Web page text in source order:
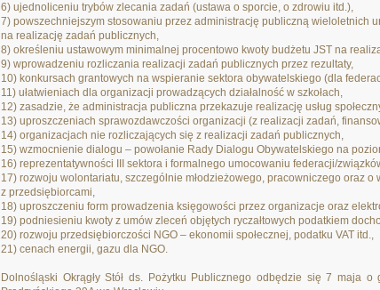
6) ujednoliceniu trybów zlecania zadań (ustawa o sporcie, o zdrowiu itd.),
7) powszechniejszym stosowaniu przez administrację publiczną wieloletnich
na realizację zadań publicznych,
8) określeniu ustawowym minimalnej procentowo kwoty budżetu JST na
9) wprowadzeniu rozliczania realizacji zadań publicznych przez rezultaty,
10) konkursach grantowych na wspieranie sektora obywatelskiego (dla
11) ułatwieniach dla organizacji prowadzących działalność w szkołach,
12) zasadzie, że administracja publiczna przekazuje realizację usług
13) uproszczeniach sprawozdawczości organizacji (z realizacji zadań,
14) organizacjach nie rozliczających się z realizacji zadań publicznych,
15) wzmocnienie dialogu – powołanie Rady Dialogu Obywatelskiego na
16) reprezentatywności III sektora i formalnego umocowaniu federacji/
17) rozwoju wolontariatu, szczególnie młodzieżowego, pracowniczego oraz o
z przedsiębiorcami,
18) uproszczeniu form prowadzenia księgowości przez organizacje oraz
19) podniesieniu kwoty z umów zleceń objętych ryczałtowych podatkiem
20) rozwoju przedsiębiorczości NGO – ekonomii społecznej, podatku VAT itd.,
21) cenach energii, gazu dla NGO.
Dolnośląski Okrągły Stół ds. Pożytku Publicznego odbędzie się 7 maja